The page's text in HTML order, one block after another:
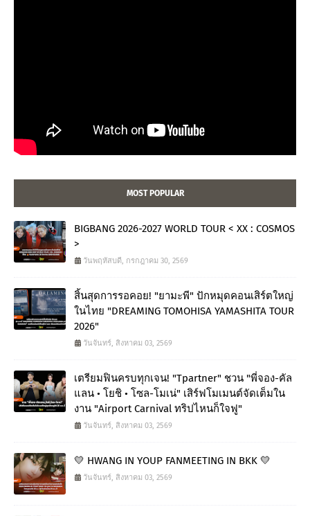
MOST POPULAR
BIGBANG 2026-2027 WORLD TOUR < XX : COSMOS
>
วันพฤหัสบดี, กรกฎาคม 30, 2569
สิ้นสุดการรอคอย! "ยามะพี" ปักหมุดคอนเสิร์ตใหญ่
ในไทย "DREAMING TOMOHISA YAMASHITA TOUR
2026"
วันจันทร์, สิงหาคม 03, 2569
เตรียมฟินครบทุกเจน! "Tpartner" ชวน "พี่จอง-คัล
แลน • โยชิ • โซล-โมเน่" เสิร์ฟโมเมนต์จัดเต็มใน
งาน "Airport Carnival ทริปไหนก็ใจฟู"
วันจันทร์, สิงหาคม 03, 2569
💛 HWANG IN YOUP FANMEETING IN BKK 💛
วันจันทร์, สิงหาคม 03, 2569